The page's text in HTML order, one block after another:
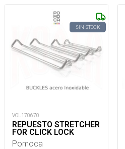
SIN STOCK
VOL170670
REPUESTO STRETCHER
FOR CLICK LOCK
Pomoca